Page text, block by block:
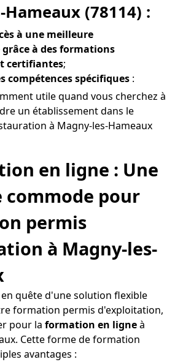
(78114) :
à une meilleure
à des formations
certifiantes;
compétences spécifiques :
utile quand vous cherchez à
un établissement dans le
à Magny-les-Hameaux
en ligne : Une
commode pour
permis
à Magny-les-
quête d'une solution flexible
formation permis d'exploitation,
pour la formation en ligneà
Cette forme de formation
avantages :